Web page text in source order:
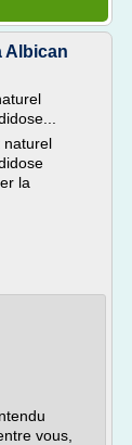
Albican
naturel
la
vous,